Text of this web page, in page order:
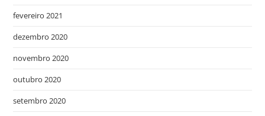
fevereiro 2021
dezembro 2020
novembro 2020
outubro 2020
setembro 2020